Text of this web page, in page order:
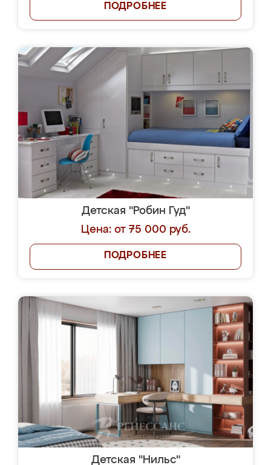
ПОДРОБНЕЕ
Детская "Робин Гуд"
Цена: от 75 000 руб.
ПОДРОБНЕЕ
Детская "Нильс"